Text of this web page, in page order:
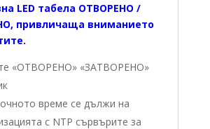
LED табела ОТВОРЕНО /
привличаща вниманието
«ОТВОРЕНО» «ЗАТВОРЕНО»
време се дължи на
с NTP сървърите за